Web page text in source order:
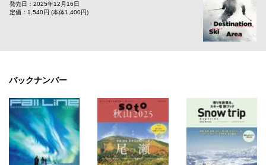
発売日：2025年12月16日
定価：1,540円 (本体1,400円)
バックナンバー